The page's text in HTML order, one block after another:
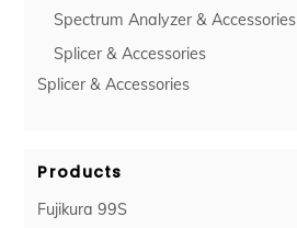
Spectrum Analyzer & Accessories
Splicer & Accessories
Splicer & Accessories
Products
Fujikura 99S